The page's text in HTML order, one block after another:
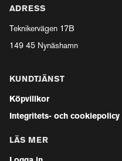
ADRESS
Teknikervägen 17B
149 45 Nynäshamn
KUNDTJÄNST
Köpvillkor
Integritets- och cookiepolicy
LÄS MER